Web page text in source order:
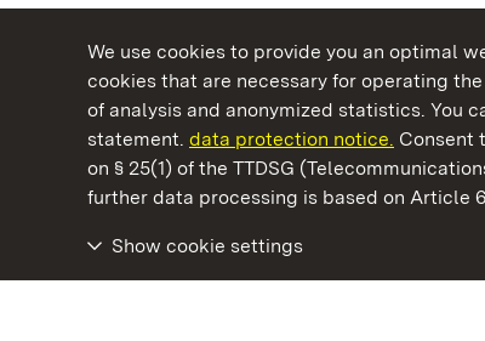
We use cookies to provide you an optimal
cookies that are necessary for operating
of analysis and anonymized statistics. You
statement. data protection notice. Consent
on § 25(1) of the TTDSG
further data processing is based on Article
Show cookie settings
State Palaces and Gardens of Baden-